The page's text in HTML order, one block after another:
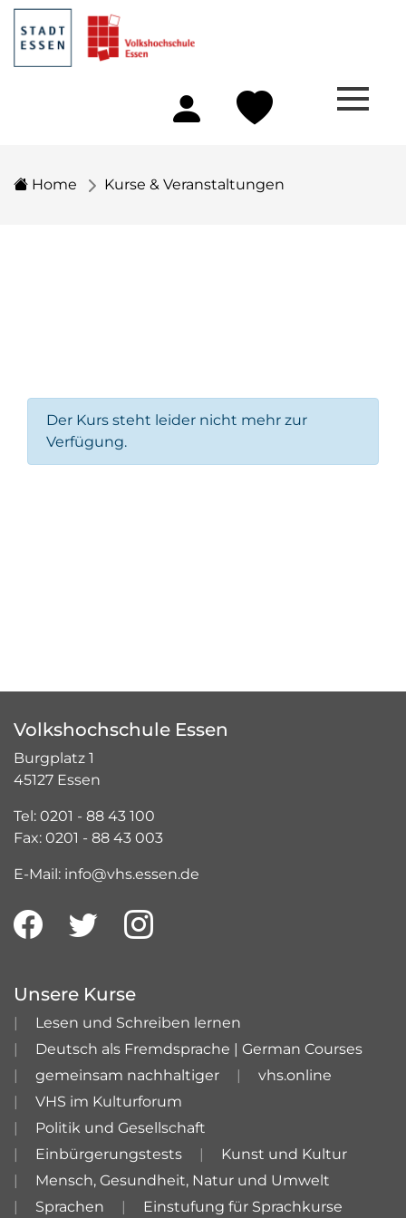
Home Kurse & Veranstaltungen
Der Kurs steht leider nicht mehr zur
Verfügung.
Volkshochschule Essen
Burgplatz 1
45127 Essen
Tel: 0201 - 88 43 100
Fax: 0201 - 88 43 003
E-Mail: info@vhs.essen.de
Unsere Kurse
Lesen und Schreiben lernen
Deutsch als Fremdsprache | German Courses
gemeinsam nachhaltiger
vhs.online
VHS im Kulturforum
Politik und Gesellschaft
Einbürgerungstests
Kunst und Kultur
Mensch, Gesundheit, Natur und Umwelt
Sprachen
Einstufung für Sprachkurse